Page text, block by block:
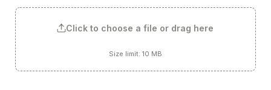
Click to choose a file or drag here
Size limit: 10 MB